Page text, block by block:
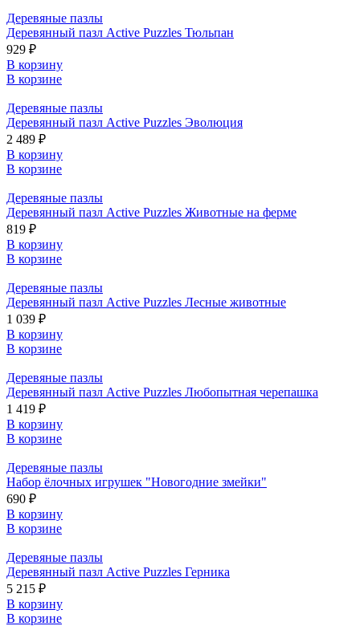
Деревяные пазлы
Деревянный пазл Active Puzzles Тюльпан
929 ₽
В корзину
В корзине
Деревяные пазлы
Деревянный пазл Active Puzzles Эволюция
2 489 ₽
В корзину
В корзине
Деревяные пазлы
Деревянный пазл Active Puzzles Животные на ферме
819 ₽
В корзину
В корзине
Деревяные пазлы
Деревянный пазл Active Puzzles Лесные животные
1 039 ₽
В корзину
В корзине
Деревяные пазлы
Деревянный пазл Active Puzzles Любопытная черепашка
1 419 ₽
В корзину
В корзине
Деревяные пазлы
Набор ёлочных игрушек "Новогодние змейки"
690 ₽
В корзину
В корзине
Деревяные пазлы
Деревянный пазл Active Puzzles Герника
5 215 ₽
В корзину
В корзине